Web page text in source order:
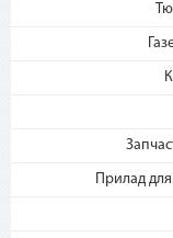
Прилад
2.